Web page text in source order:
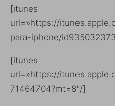
[itunes
url=»https://
para-iphone/
[itunes
url=»https://
71464704?mt=8″/]